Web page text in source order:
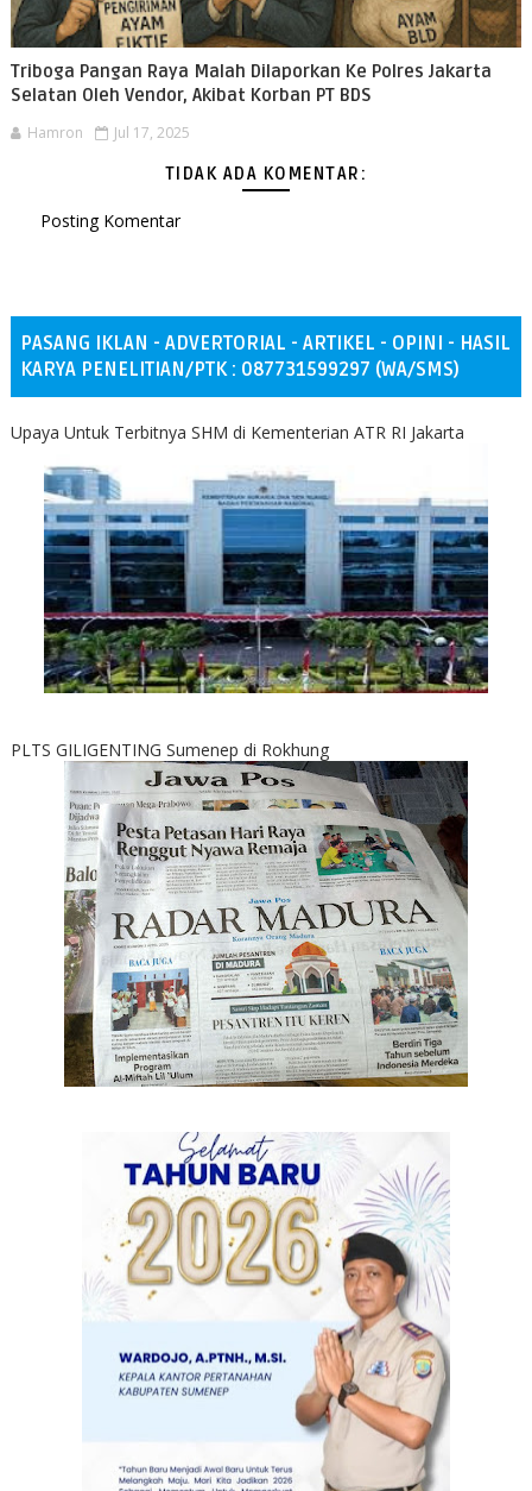
Triboga Pangan Raya Malah Dilaporkan Ke Polres Jakarta
Selatan Oleh Vendor, Akibat Korban PT BDS
Hamron Jul 17, 2025
TIDAK ADA KOMENTAR:
Posting Komentar
PASANG IKLAN - ADVERTORIAL - ARTIKEL - OPINI - HASIL
KARYA PENELITIAN/PTK : 087731599297 (WA/SMS)
Upaya Untuk Terbitnya SHM di Kementerian ATR RI Jakarta
PLTS GILIGENTING Sumenep di Rokhung